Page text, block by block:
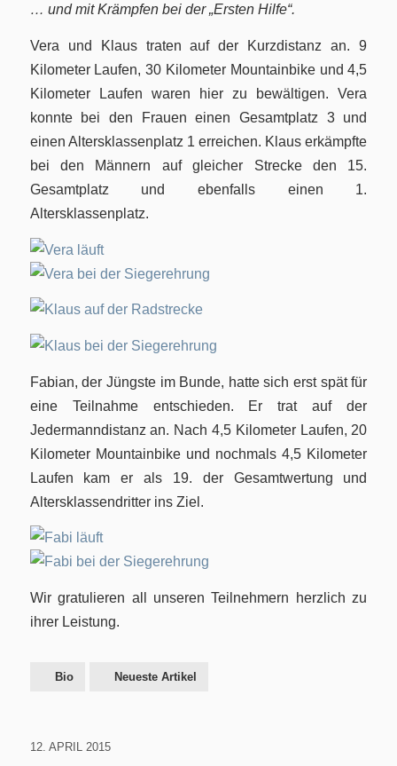
… und mit Krämpfen bei der „Ersten Hilfe“.
Vera und Klaus traten auf der Kurzdistanz an. 9
Kilometer Laufen, 30 Kilometer Mountainbike und 4,5
Kilometer Laufen waren hier zu bewältigen. Vera
konnte bei den Frauen einen Gesamtplatz 3 und
einen Altersklassenplatz 1 erreichen. Klaus erkämpfte
bei den Männern auf gleicher Strecke den 15.
Gesamtplatz und ebenfalls einen 1.
Altersklassenplatz.
Fabian, der Jüngste im Bunde, hatte sich erst spät für
eine Teilnahme entschieden. Er trat auf der
Jedermanndistanz an. Nach 4,5 Kilometer Laufen, 20
Kilometer Mountainbike und nochmals 4,5 Kilometer
Laufen kam er als 19. der Gesamtwertung und
Altersklassendritter ins Ziel.
Wir gratulieren all unseren Teilnehmern herzlich zu
ihrer Leistung.
Bio Neueste Artikel
12. APRIL 2015